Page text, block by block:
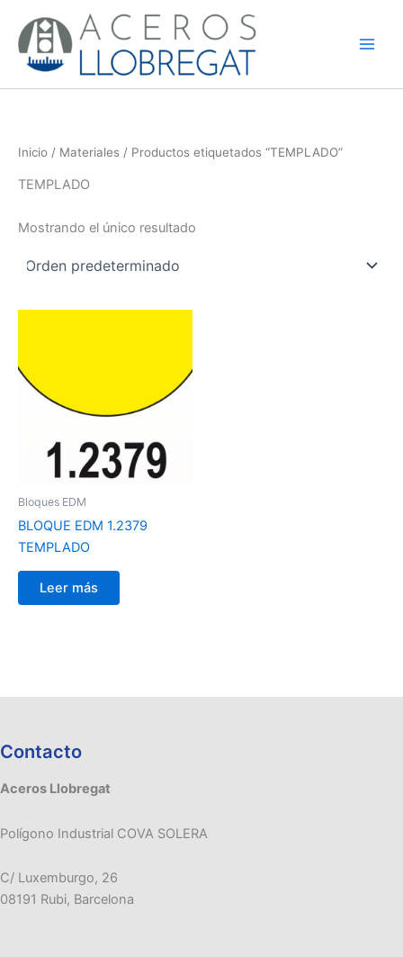
contenido
Inicio / Materiales / Productos etiquetados “TEMPLADO”
TEMPLADO
Mostrando el único resultado
Bloques EDM
BLOQUE EDM 1.2379
TEMPLADO
Leer más
Contacto
Aceros Llobregat
Polígono Industrial COVA SOLERA
C/ Luxemburgo, 26
08191 Rubi, Barcelona